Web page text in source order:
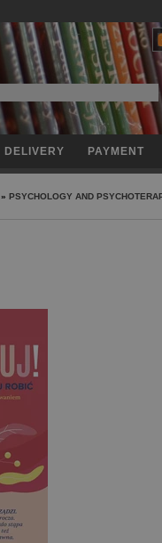
DELIVERY PAYMENT
» PSYCHOLOGY AND